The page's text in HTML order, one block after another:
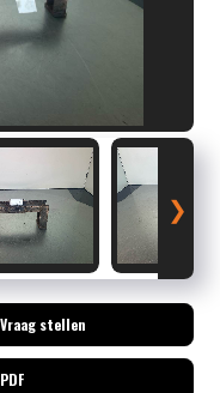
❯
Vraag stellen
PDF